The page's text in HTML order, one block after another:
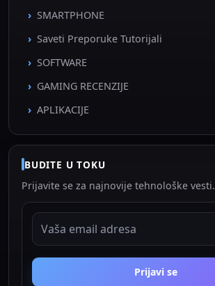
SMARTPHONE
Saveti Preporuke Tutorijali
SOFTWARE
GAMING RECENZIJE
APLIKACIJE
BUDITE U TOKU
Prijavite se za najnovije tehnološke vesti.
EMAIL ADRESA
Prijavi se